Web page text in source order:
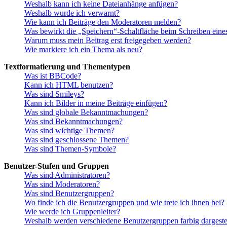
Weshalb kann ich keine Dateianhänge anfügen?
Weshalb wurde ich verwarnt?
Wie kann ich Beiträge den Moderatoren melden?
Was bewirkt die „Speichern“-Schaltfläche beim Schreiben
Warum muss mein Beitrag erst freigegeben werden?
Wie markiere ich ein Thema als neu?
Textformatierung und Thementypen
Was ist BBCode?
Kann ich HTML benutzen?
Was sind Smileys?
Kann ich Bilder in meine Beiträge einfügen?
Was sind globale Bekanntmachungen?
Was sind Bekanntmachungen?
Was sind wichtige Themen?
Was sind geschlossene Themen?
Was sind Themen-Symbole?
Benutzer-Stufen und Gruppen
Was sind Administratoren?
Was sind Moderatoren?
Was sind Benutzergruppen?
Wo finde ich die Benutzergruppen und wie trete ich ihnen bei?
Wie werde ich Gruppenleiter?
Weshalb werden verschiedene Benutzergruppen farbig